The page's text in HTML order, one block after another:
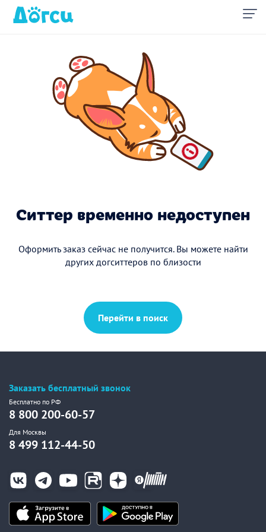
Ситтер временно недоступен
Оформить заказ сейчас не получится. Вы можете найти
других догситтеров по близости
Перейти в поиск
Заказать бесплатный звонок
Бесплатно по РФ
8 800 200-60-57
Для Москвы
8 499 112-44-50